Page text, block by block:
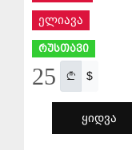
ელიავა
რუსთავი
25 $
ᲧᲘᲓᲕᲐ